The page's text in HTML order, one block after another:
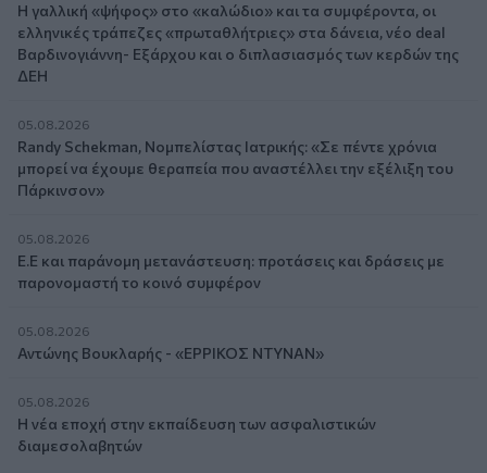
Η γαλλική «ψήφος» στο «καλώδιο» και τα συμφέροντα, οι
ελληνικές τράπεζες «πρωταθλήτριες» στα δάνεια, νέο deal
Βαρδινογιάννη- Εξάρχου και ο διπλασιασμός των κερδών της
ΔΕΗ
05.08.2026
Randy Schekman, Νομπελίστας Ιατρικής: «Σε πέντε χρόνια
μπορεί να έχουμε θεραπεία που αναστέλλει την εξέλιξη του
Πάρκινσον»
05.08.2026
Ε.Ε και παράνομη μετανάστευση: προτάσεις και δράσεις με
παρονομαστή το κοινό συμφέρον
05.08.2026
Αντώνης Βουκλαρής - «ΕΡΡΙΚΟΣ ΝΤΥΝΑΝ»
05.08.2026
Η νέα εποχή στην εκπαίδευση των ασφαλιστικών
διαμεσολαβητών